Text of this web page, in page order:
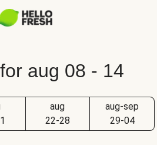
aug 08 - 14
aug
22-28
aug-sep
29-04